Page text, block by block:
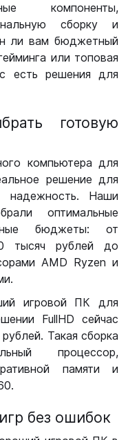
компоненты,
сборку и
ли вам бюджетный
или топовая
есть решения для
готовую
компьютера для
решение для
Наши
оптимальные
бюджеты: от
тысяч рублей до
AMD Ryzen и
игровой ПК для
FullHD сейчас
Такая сборка
процессор,
памяти и
без ошибок